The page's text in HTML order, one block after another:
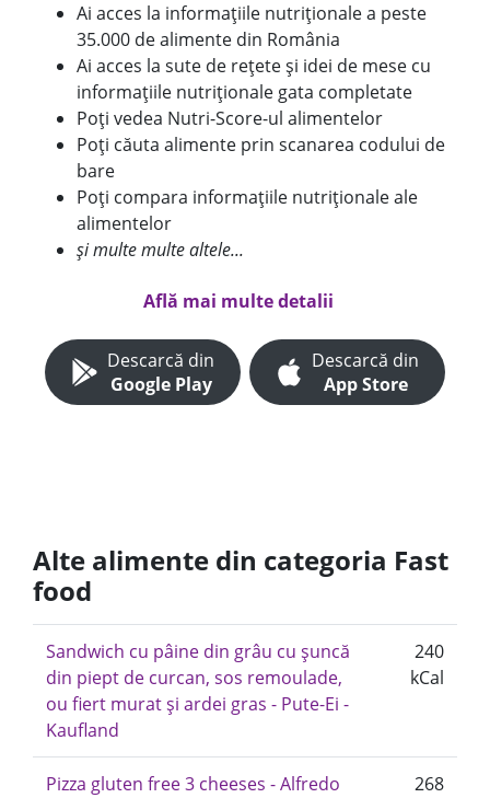
Ai acces la informațiile nutriționale a peste
35.000 de alimente din România
Ai acces la sute de rețete și idei de mese cu
informațiile nutriționale gata completate
Poți vedea Nutri-Score-ul alimentelor
Poți căuta alimente prin scanarea codului de
bare
Poți compara informațiile nutriționale ale
alimentelor
și multe multe altele...
Află mai multe detalii
Descarcă din
Google Play
Descarcă din
App Store
Alte alimente din categoria Fast
food
Sandwich cu pâine din grâu cu șuncă
din piept de curcan, sos remoulade,
ou fiert murat și ardei gras - Pute-Ei -
Kaufland
240
kCal
Pizza gluten free 3 cheeses - Alfredo
268